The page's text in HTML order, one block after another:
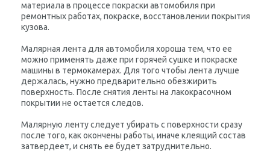
материала в процессе покраски автомобиля при
ремонтных работах, покраске, восстановлении покрытия
кузова.
Малярная лента для автомобиля хороша тем, что ее
можно применять даже при горячей сушке и покраске
машины в термокамерах. Для того чтобы лента лучше
держалась, нужно предварительно обезжирить
поверхность. После снятия ленты на лакокрасочном
покрытии не остается следов.
Малярную ленту следует убирать с поверхности сразу
после того, как окончены работы, иначе клеящий состав
затвердеет, и снять ее будет затруднительно.